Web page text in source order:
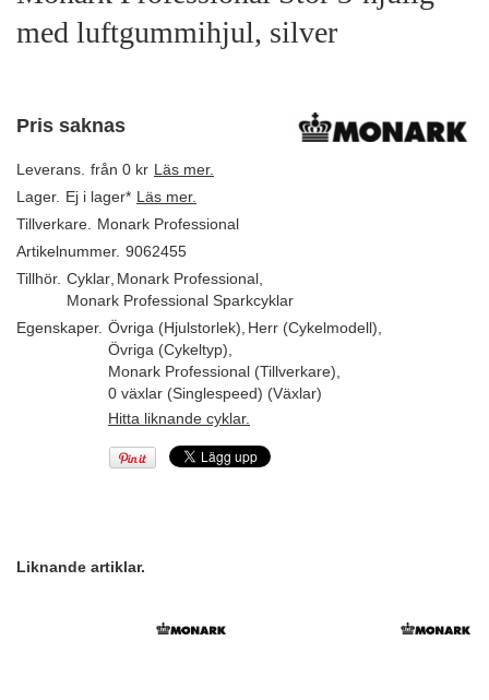
med luftgummihjul, silver
Pris saknas
Leverans. från 0 kr Läs mer.
Lager. Ej i lager* Läs mer.
Tillverkare. Monark Professional
Artikelnummer. 9062455
Tillhör. Cyklar, Monark Professional,
Monark Professional Sparkcyklar
Egenskaper. Övriga (Hjulstorlek), Herr (Cykelmodell),
Övriga (Cykeltyp),
Monark Professional (Tillverkare),
0 växlar (Singlespeed) (Växlar)
Hitta liknande cyklar.
Liknande artiklar.